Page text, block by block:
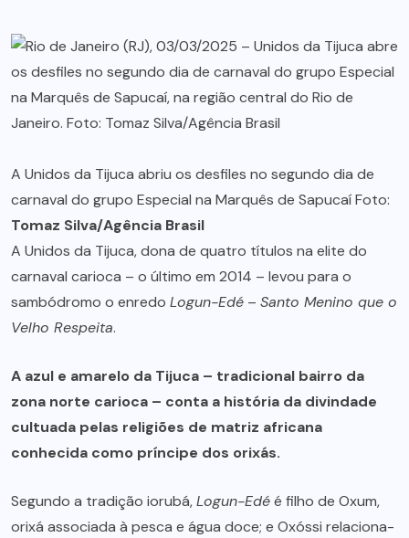
A Unidos da Tijuca abriu os desfiles no segundo dia de
carnaval do grupo Especial na Marquês de Sapucaí Foto:
Tomaz Silva/Agência Brasil
A Unidos da Tijuca, dona de quatro títulos na elite do
carnaval carioca – o último em 2014 – levou para o
sambódromo o enredo Logun-Edé – Santo Menino que o
Velho Respeita.
A azul e amarelo da Tijuca – tradicional bairro da
zona norte carioca – conta a história da divindade
cultuada pelas religiões de matriz africana
conhecida como príncipe dos orixás.
Segundo a tradição iorubá,Logun-Edéé filho de Oxum,
orixá associada à pesca e água doce; e Oxóssi relaciona-